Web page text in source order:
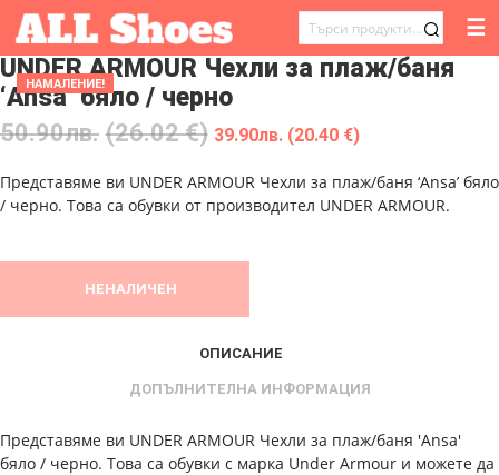
ТЪРСЕНЕ
ЗА:
☰
НАМАЛЕНИЕ!
UNDER ARMOUR Чехли за плаж/баня
‘Ansa’ бяло / черно
50.90лв. (26.02 €) 39.90лв. (20.40 €)
Представяме ви UNDER ARMOUR Чехли за плаж/баня ‘Ansa’ бяло
/ черно. Това са обувки от производител UNDER ARMOUR.
НЕНАЛИЧЕН
ОПИСАНИЕ
ДОПЪЛНИТЕЛНА ИНФОРМАЦИЯ
Представяме ви UNDER ARMOUR Чехли за плаж/баня 'Ansa'
бяло / черно. Това са обувки с марка Under Armour и можете да